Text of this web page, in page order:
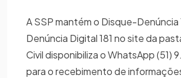
A SSP mantém o Disque-Denúncia
Denúncia Digital 181 no site da
Civil disponibiliza o WhatsApp (51)
para o recebimento de